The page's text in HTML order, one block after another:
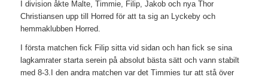
I division åkte Malte, Timmie, Filip, Jakob och nya Thor
Christiansen upp till Horred för att ta sig an Lyckeby och
hemmaklubben Horred.
I första matchen fick Filip sitta vid sidan och han fick se sina
lagkamrater starta serein på absolut bästa sätt och vann stabilt
med 8-3.I den andra matchen var det Timmies tur att stå över